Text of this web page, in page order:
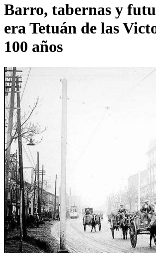
Barro, tabernas y
era Tetuán de las
100 años